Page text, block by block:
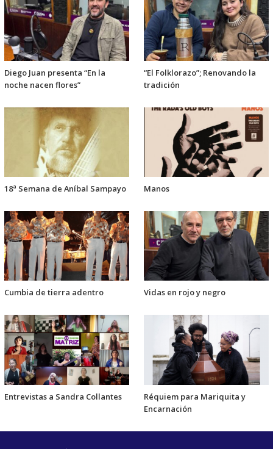
Diego Juan presenta “En la
noche nacen flores”
“El Folklorazo”; Renovando la
tradición
18ª Semana de Aníbal Sampayo Manos
Cumbia de tierra adentro Vidas en rojo y negro
Entrevistas a Sandra Collantes
Réquiem para Mariquita y
Encarnación